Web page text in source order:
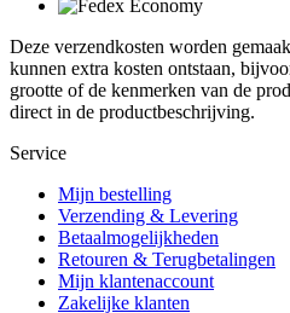
Deze verzendkosten worden
kunnen extra kosten ontstaan,
grootte of de kenmerken van de
direct in de productbeschrijving.
Service
Mijn bestelling
Verzending & Levering
Betaalmogelijkheden
Retouren & Terugbetalingen
Mijn klantenaccount
Zakelijke klanten